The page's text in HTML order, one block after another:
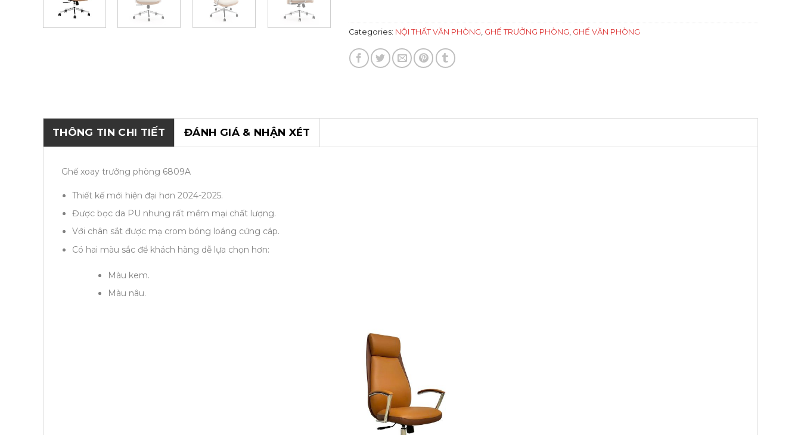
Categories: NỘI THẤT VĂN PHÒNG GHẾ TRƯỞNG PHÒNG GHẾ VĂN PHÒNG
THÔNG TIN CHI TIẾT ĐÁNH GIÁ & NHẬN XÉT
Ghế xoay trưởng phòng 6809A
Thiết kế mới hiện đại hơn 2024-2025.
Được bọc da PU nhưng rất mềm mại chất lượng.
Với chân sắt được mạ crom bóng loáng cứng cáp.
Có hai màu sắc để khách hàng dễ lựa chọn hơn:
Màu kem.
Màu nâu.